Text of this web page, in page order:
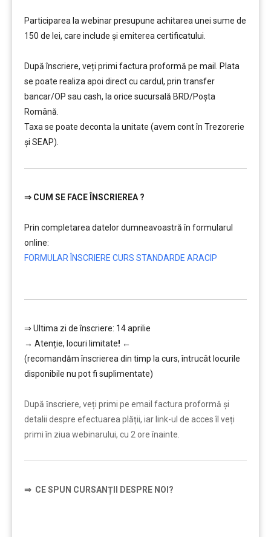
Participarea la webinar presupune achitarea unei sume de
150 de lei, care include şi emiterea certificatului.
După înscriere, veți primi factura proformă pe mail. Plata
se poate realiza apoi direct cu cardul, prin transfer
bancar/OP sau cash, la orice sucursală BRD/Poșta
Română.
Taxa se poate deconta la unitate (avem cont în Trezorerie
și SEAP).
⇒ CUM SE FACE ÎNSCRIEREA ?
Prin completarea datelor dumneavoastră în formularul
online:
FORMULAR ÎNSCRIERE CURS STANDARDE ARACIP
⇒ Ultima zi de înscriere: 14 aprilie
→ Atenție, locuri limitate! ←
(recomandăm înscrierea din timp la curs, întrucât locurile
disponibile nu pot fi suplimentate)
După ȋnscriere, veți primi pe email factura proformă și
detalii despre efectuarea plății, iar link-ul de acces îl veți
primi în ziua webinarului, cu 2 ore înainte.
⇒ CE SPUN CURSANȚII DESPRE NOI?